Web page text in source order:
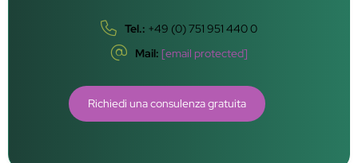
Tel.: +49 (0) 751 951 440 0
Mail: [email protected]
Richiedi una consulenza gratuita